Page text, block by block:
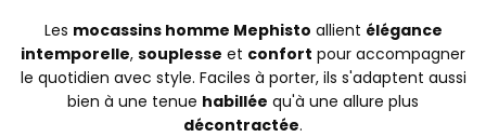
Les mocassins homme Mephisto allient élégance
intemporelle, souplesse et confort pour accompagner
le quotidien avec style. Faciles à porter, ils s'adaptent aussi
bien à une tenue habillée qu'à une allure plus
décontractée.